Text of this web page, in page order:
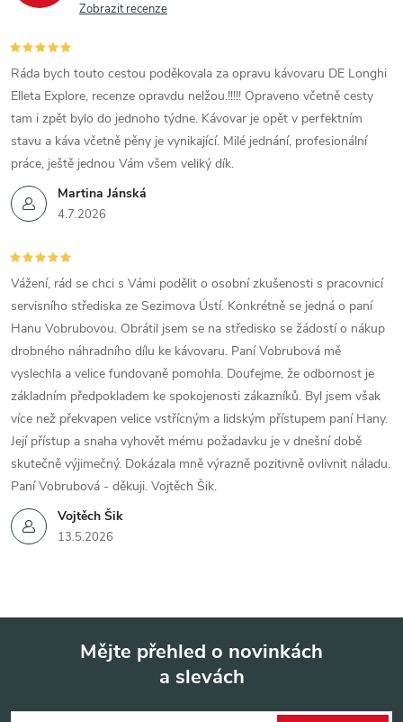
Zobrazit recenze
Martina Jánská
4.7.2026
Ráda bych touto cestou poděkovala za opravu kávovaru DE Longhi
Elleta Explore, recenze opravdu nelžou.!!!!! Opraveno včetně cesty
tam i zpět bylo do jednoho týdne. Kávovar je opět v perfektním
stavu a káva včetně pěny je vynikající. Milé jednání, profesionální
práce, ještě jednou Vám všem veliký dík.
Vojtěch Šik
13.5.2026
Vážení, rád se chci s Vámi podělit o osobní zkušenosti s pracovnicí
servisního střediska ze Sezimova Ústí. Konkrétně se jedná o paní
Hanu Vobrubovou. Obrátil jsem se na středisko se žádostí o nákup
drobného náhradního dílu ke kávovaru. Paní Vobrubová mě
vyslechla a velice fundovaně pomohla. Doufejme, že odbornost je
základním předpokladem ke spokojenosti zákazníků. Byl jsem však
více než překvapen velice vstřícným a lidským přístupem paní Hany.
Její přístup a snaha vyhovět mému požadavku je v dnešní době
skutečně výjimečný. Dokázala mně výrazně pozitivně ovlivnit náladu.
Paní Vobrubová - děkuji. Vojtěch Šik.
Mějte přehled o novinkách
a slevách